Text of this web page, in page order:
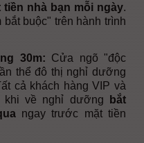
nhà bạn mỗi ngày.
buộc" trên hành trình
30m: Cửa ngõ "độc
thể đô thị nghỉ dưỡng
cả khách hàng VIP và
khi về nghỉ dưỡng
bắt
ngay trước mặt tiền